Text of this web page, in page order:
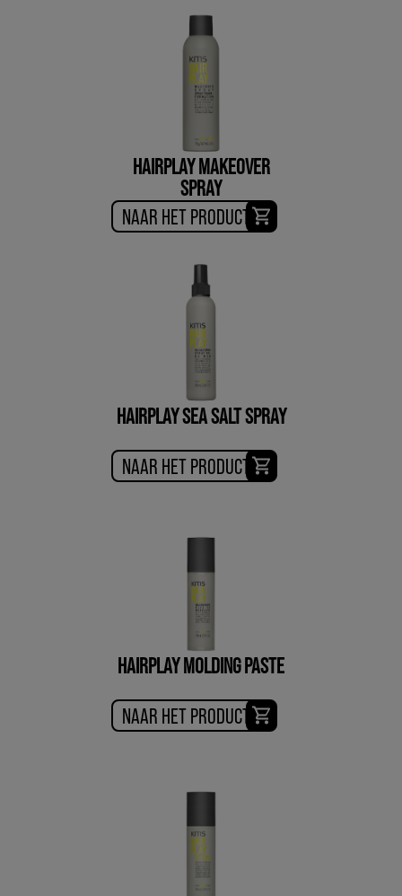
HAIRPLAY MAKEOVER
SPRAY
NAAR HET PRODUCT
HAIRPLAY SEA SALT SPRAY
NAAR HET PRODUCT
HAIRPLAY MOLDING PASTE
NAAR HET PRODUCT